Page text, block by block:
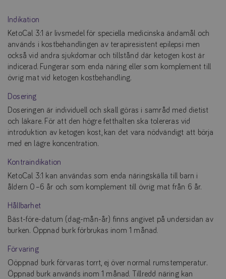
Indikation
KetoCal 3:1 är livsmedel för speciella medicinska ändamål och
används i kostbehandlingen av terapiresistent epilepsi men
också vid andra sjukdomar och tillstånd där ketogen kost är
indicerad. Fungerar som enda näring eller som komplement till
övrig mat vid ketogen kostbehandling.
Dosering
Doseringen är individuell och skall göras i samråd med dietist
och läkare. För att den högre fetthalten ska tolereras vid
introduktion av ketogen kost, kan det vara nödvändigt att börja
med en lägre koncentration.
Kontraindikation
KetoCal 3:1 kan användas som enda näringskälla till barn i
åldern 0–6 år och som komplement till övrig mat från 6 år.
Hållbarhet
Bäst-före-datum (dag-mån-år) finns angivet på undersidan av
burken. Öppnad burk förbrukas inom 1 månad.
Förvaring
Oöppnad burk förvaras torrt, ej över normal rumstemperatur.
Öppnad burk används inom 1 månad. Tillredd näring kan